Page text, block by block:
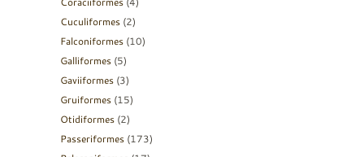
Cuculiformes (2)
Falconiformes (10)
Galliformes (5)
Gaviiformes (3)
Gruiformes (15)
Otidiformes (2)
Passeriformes (173)